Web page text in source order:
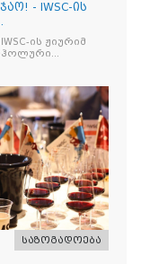
- IWSC-ის
ის ჟიურიმ
საზოგადოება